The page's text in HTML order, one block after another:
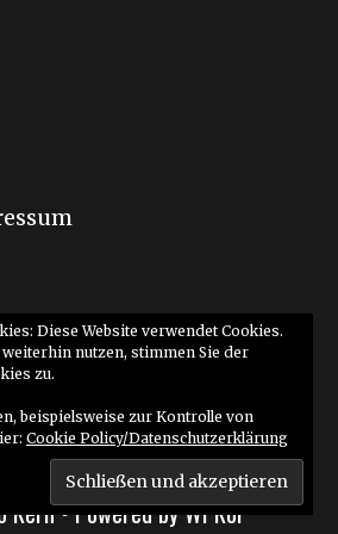
Kern• Powered byWPKoi
Diese Website verwendet Cookies.
weiterhin nutzen, stimmen Sie der
zu.
beispielsweise zur Kontrolle von
Cookie Policy/Datenschutzerklärung